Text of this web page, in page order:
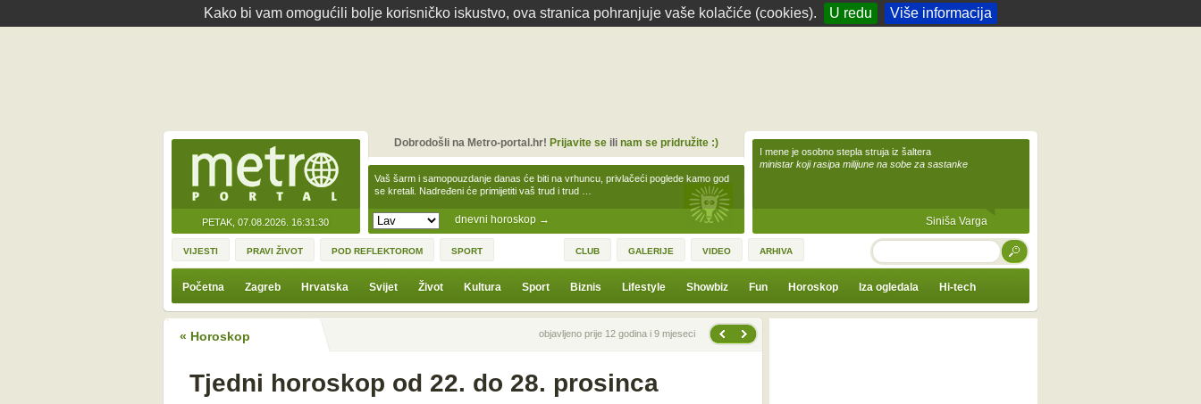
Kako bi vam omogućili bolje korisničko iskustvo, ova stranica pohranjuje vaše kolačiće (cookies). U redu Više informacija
PETAK, 07.08.2026. 16:31:30 dnevni horoskop →
Vaš šarm i samopouzdanje danas će biti na vrhuncu, privlačeći poglede kamo god
se kretali. Nadređeni će primijetiti vaš trud i trud …
Dobrodošli na Metro-portal.hr! Prijavite seili nam se pridružite :)
I mene je osobno stepla struja iz šaltera
ministar koji rasipa milijune na sobe za sastanke
Siniša Varga
VIJESTI PRAVI ŽIVOT POD REFLEKTOROM SPORT CLUB GALERIJE VIDEO ARHIVA TRAŽI
Početna Zagreb Hrvatska Svijet Život Kultura Sport Biznis Lifestyle Showbiz Fun Horoskop Iza ogledala Hi-tech
« Horoskop Prethodna vijestobjavljeno prije 12 godina i 9 mjeseci
Tjedni horoskop od 22. do 28. prosinca